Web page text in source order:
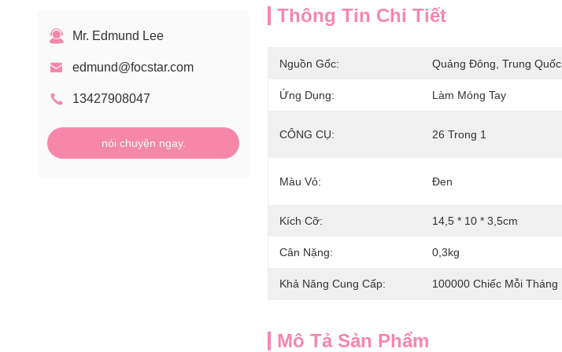
Mr. Edmund Lee
edmund@focstar.com
13427908047
nói chuyện ngay.
Thông Tin Chi Tiết
Nguồn Gốc: Quảng Đông, Trung Quốc
Ứng Dụng: Làm Móng Tay
CÔNG CỤ: 26 Trong 1
Màu Vỏ: Đen
Kích Cỡ: 14,5 * 10 * 3,5cm
Cân Nặng: 0,3kg
Khả Năng Cung Cấp: 100000 Chiếc Mỗi Tháng
Mô Tả Sản Phẩm